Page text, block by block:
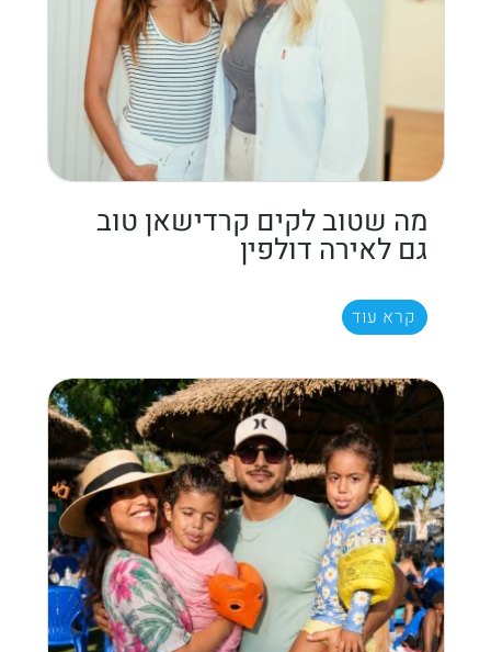
מה שטוב לקים קרדישאן טוב
גם לאירה דולפין
קרא עוד